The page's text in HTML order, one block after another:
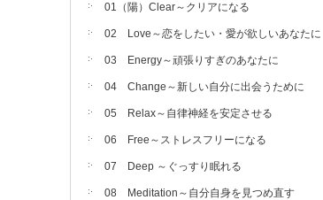
01（陽）Clear～クリアになる
02 Love～恋をしたい・愛が欲しいあなたに
03 Energy～頑張りすぎのあなたに
04 Change～新しい自分に出会うために
05 Relax～自律神経を安定させる
06 Free～ストレスフリーになる
07 Deep ～ぐっすり眠れる
08 Meditation～自分自身を見つめ直す